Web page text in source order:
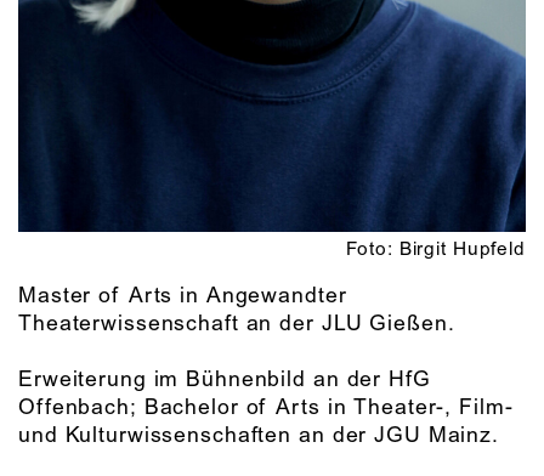
Foto: Birgit Hupfeld
Master of Arts in Angewandter
Theaterwissenschaft an der JLU Gießen.
Erweiterung im Bühnenbild an der HfG
Offenbach; Bachelor of Arts in Theater-, Film-
und Kulturwissenschaften an der JGU Mainz.